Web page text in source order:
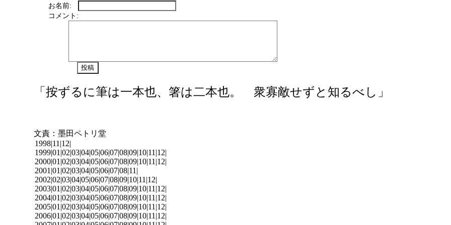
お名前:
コメント:
「按ずるに筆は一本也、箸は二本也。 衆寡敵せずと知るべし」
文責：墨田ペトリ堂
1998|11|12|
1999|01|02|03|04|05|06|07|08|09|10|11|12|
2000|01|02|03|04|05|06|07|08|09|10|11|12|
2001|01|02|03|04|05|06|07|08|11|
2002|02|03|04|05|06|07|08|09|10|11|12|
2003|01|02|03|04|05|06|07|08|09|10|11|12|
2004|01|02|03|04|05|06|07|08|09|10|11|12|
2005|01|02|03|04|05|06|07|08|09|10|11|12|
2006|01|02|03|04|05|06|07|08|09|10|11|12|